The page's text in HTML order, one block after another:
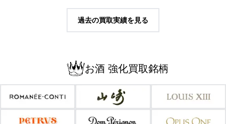
過去の買取実績を見る
お酒 強化買取銘柄